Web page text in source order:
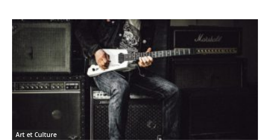
Art et Culture